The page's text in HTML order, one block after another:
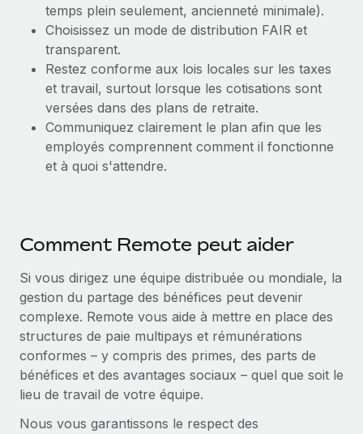
temps plein seulement, ancienneté minimale).
Choisissez un mode de distribution FAIR et
transparent.
Restez conforme aux lois locales sur les taxes
et travail, surtout lorsque les cotisations sont
versées dans des plans de retraite.
Communiquez clairement le plan afin que les
employés comprennent comment il fonctionne
et à quoi s'attendre.
Comment Remote peut aider
Si vous dirigez une équipe distribuée ou mondiale, la
gestion du partage des bénéfices peut devenir
complexe. Remote vous aide à mettre en place des
structures de paie multipays et rémunérations
conformes – y compris des primes, des parts de
bénéfices et des avantages sociaux – quel que soit le
lieu de travail de votre équipe.
Nous vous garantissons le respect des